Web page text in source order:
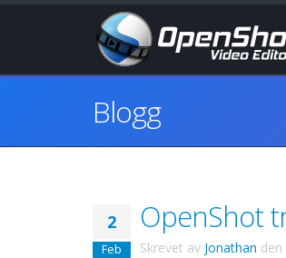
Blogg
2
Feb
OpenShot
Skrevet av Jonathan den